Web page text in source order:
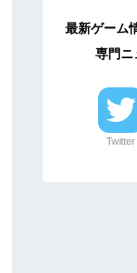
最新ゲーム
専門ニ
Twitter